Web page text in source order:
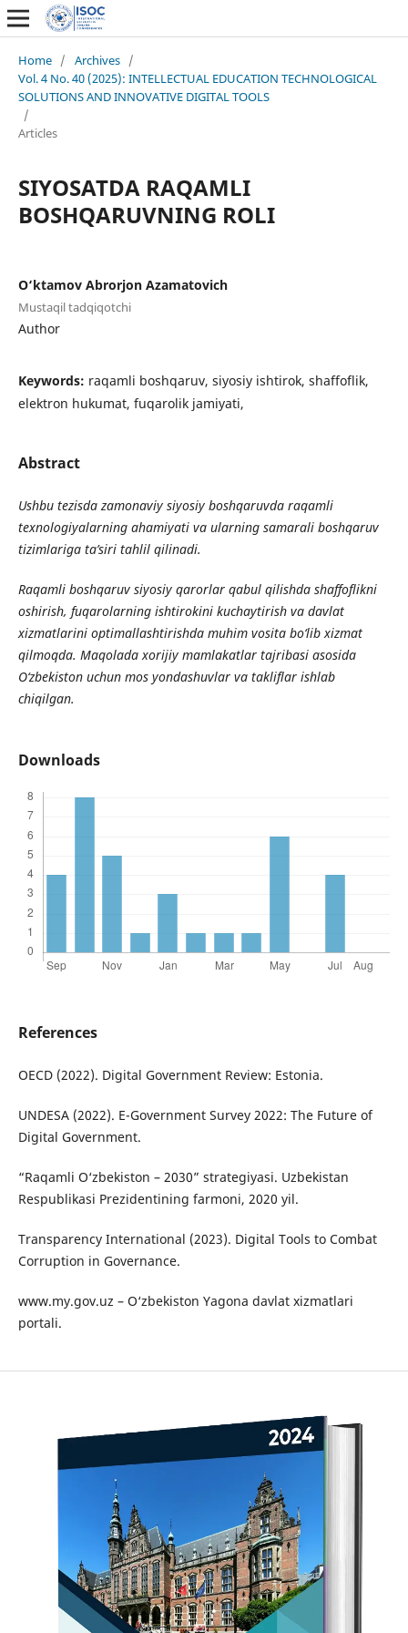
Home / Archives /
Vol. 4 No. 40 (2025): INTELLECTUAL EDUCATION TECHNOLOGICAL
SOLUTIONS AND INNOVATIVE DIGITAL TOOLS
/
Articles
SIYOSATDA RAQAMLI
BOSHQARUVNING ROLI
O‘ktamov Abrorjon Azamatovich
Mustaqil tadqiqotchi
Author
Keywords: raqamli boshqaruv, siyosiy ishtirok, shaffoflik,
elektron hukumat, fuqarolik jamiyati,
Abstract
Ushbu tezisda zamonaviy siyosiy boshqaruvda raqamli
texnologiyalarning ahamiyati va ularning samarali boshqaruv
tizimlariga ta’siri tahlil qilinadi.
Raqamli boshqaruv siyosiy qarorlar qabul qilishda shaffoflikni
oshirish, fuqarolarning ishtirokini kuchaytirish va davlat
xizmatlarini optimallashtirishda muhim vosita bo‘lib xizmat
qilmoqda. Maqolada xorijiy mamlakatlar tajribasi asosida
O‘zbekiston uchun mos yondashuvlar va takliflar ishlab
chiqilgan.
Downloads
References
OECD (2022). Digital Government Review: Estonia.
UNDESA (2022). E-Government Survey 2022: The Future of
Digital Government.
“Raqamli O‘zbekiston – 2030” strategiyasi. Uzbekistan
Respublikasi Prezidentining farmoni, 2020 yil.
Transparency International (2023). Digital Tools to Combat
Corruption in Governance.
www.my.gov.uz – O‘zbekiston Yagona davlat xizmatlari
portali.